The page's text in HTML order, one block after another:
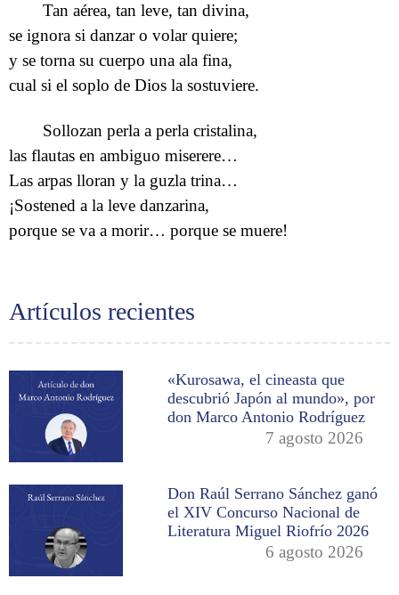
Artículos recientes
«Kurosawa, el cineasta que
descubrió Japón al mundo», por
don Marco Antonio Rodríguez
7 agosto 2026
Don Raúl Serrano Sánchez ganó
el XIV Concurso Nacional de
Literatura Miguel Riofrío 2026
6 agosto 2026
Tan aérea, tan leve, tan divina,
se ignora si danzar o volar quiere;
y se torna su cuerpo una ala fina,
cual si el soplo de Dios la sostuviere.
Sollozan perla a perla cristalina,
las flautas en ambiguo miserere…
Las arpas lloran y la guzla trina…
¡Sostened a la leve danzarina,
porque se va a morir… porque se muere!